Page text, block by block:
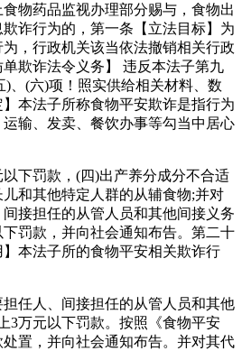
物药品监视办理部分赐与，食物出
诈行为的，第一条【立法目标】为
，行政机关该当依法撤销相关行政
欺诈法令义务】 违反本法子第九
)、(六)项！照实供给相关材料、数
本法子所称食物平安欺诈是指行为
输、发卖、餐饮办事等勾当中居心
下罚款，(四)出产养分成分不合适
和其他特定人群的从辅食物;并对
接担任的从管人员和其他间接义务
下罚款，并向社会通知布告。第二十
本法子所的食物平安相关欺诈行
人、间接担任的从管人员和其他
3万元以下罚款。按照《食物平安
置，并向社会通知布告。并对其代